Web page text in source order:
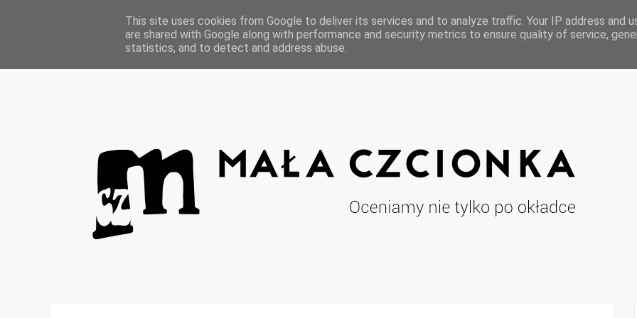
Strona głównaThis site uses cookies from Google to deliver its services and to analyze traffic. Your IP address and
are shared with Google along with performance and security metrics to ensure quality of service,
statistics, and to detect and address abuse.